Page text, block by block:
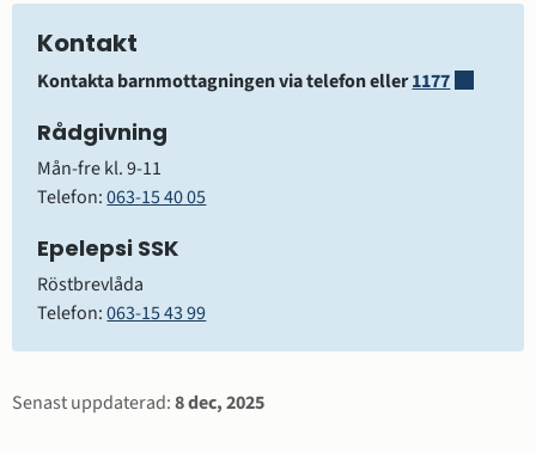
Kontakt
Kontakta barnmottagningen via telefon eller 1177Länk till
Rådgivning
Mån-fre kl. 9-11
Telefon: 063-15 40 05
Epelepsi SSK
Röstbrevlåda
Telefon: 063-15 43 99
Sidinformation
Senast uppdaterad:8 dec, 2025